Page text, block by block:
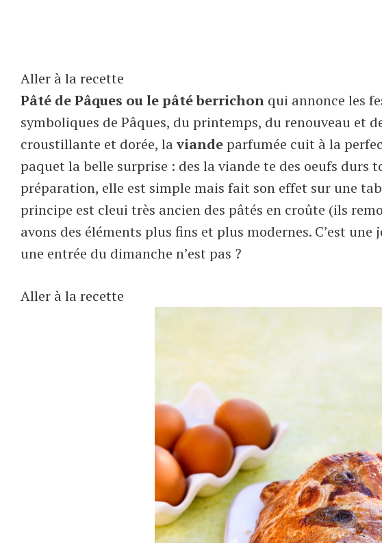
Aller à la recette
Pâté de Pâques ou le pâté berrichon qui annonce les
symboliques de Pâques, du printemps, du renouveau et
croustillante et dorée, laviandeparfumée cuit à la
paquet la belle surprise : des la viande te des oeufs durs
préparation, elle est simple mais fait son effet sur une
principe est cleui très ancien des pâtés en croûte (ils
avons des éléments plus fins et plus modernes. C’est
une entrée du dimanche n’est pas ?
Aller à la recette